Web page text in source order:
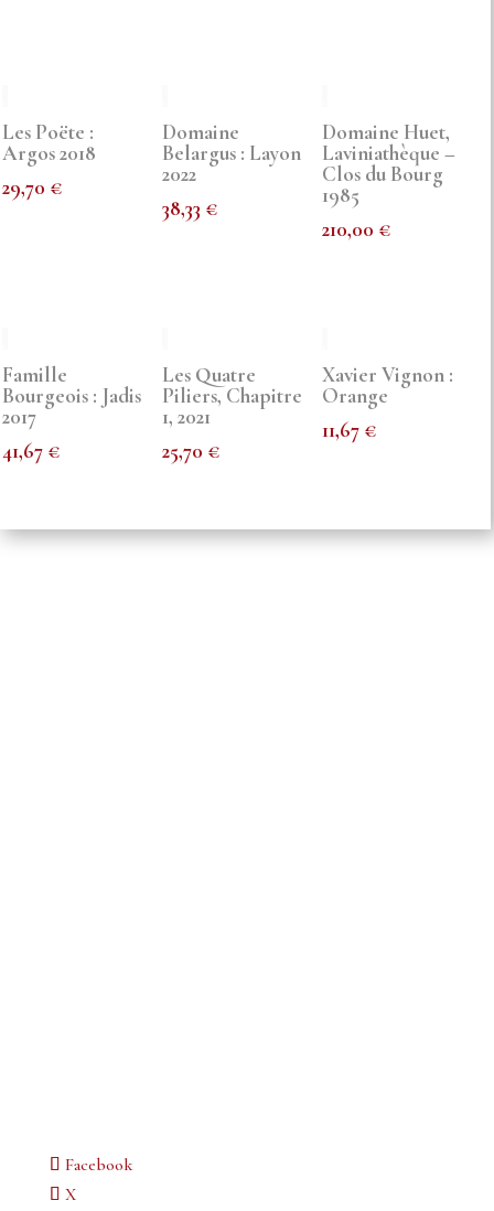
Les Poëte :
Argos 2018
29,70 €
Domaine
Belargus : Layon
2022
38,33 €
Domaine Huet,
Laviniathèque –
Clos du Bourg
1985
210,00 €
Famille
Bourgeois : Jadis
2017
41,67 €
Les Quatre
Piliers, Chapitre
1, 2021
25,70 €
Xavier Vignon :
Orange
11,67 €
Facebook
X